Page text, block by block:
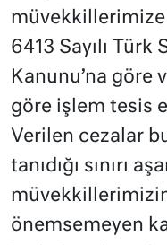
6413 Sayılı
Kanunu’na göre
göre işlem tesis
Verilen cezalar
tanıdığı sınırı
önemsemeyen